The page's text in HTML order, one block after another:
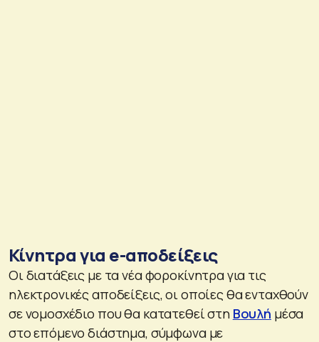
Κίνητρα για e-αποδείξεις
Οι διατάξεις με τα νέα φοροκίνητρα για τις
ηλεκτρονικές αποδείξεις, οι οποίες θα ενταχθούν
σε νομοσχέδιο που θα κατατεθεί στη Βουλή μέσα
στο επόμενο διάστημα, σύμφωνα με